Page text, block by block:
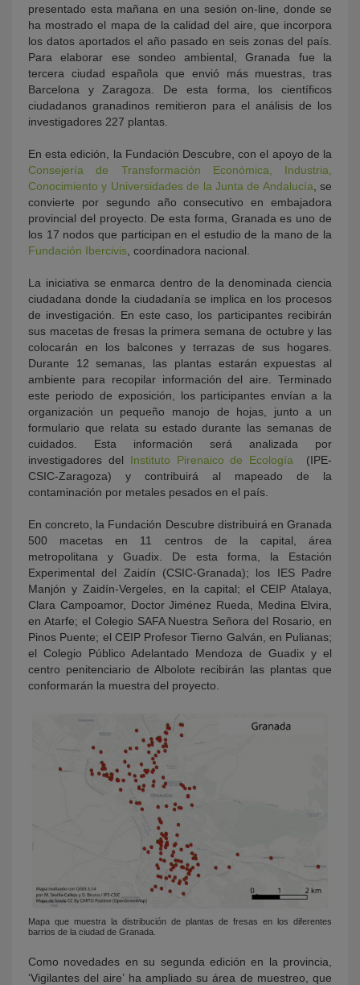
presentado esta mañana en una sesión on-line, donde se
ha mostrado el mapa de la calidad del aire, que incorpora
los datos aportados el año pasado en seis zonas del país.
Para elaborar ese sondeo ambiental, Granada fue la
tercera ciudad española que envió más muestras, tras
Barcelona y Zaragoza. De esta forma, los científicos
ciudadanos granadinos remitieron para el análisis de los
investigadores 227 plantas.
En esta edición, la Fundación Descubre, con el apoyo de la
Consejería de Transformación Económica, Industria,
Conocimiento y Universidades de la Junta de Andalucía , se
convierte por segundo año consecutivo en embajadora
provincial del proyecto. De esta forma, Granada es uno de
los 17 nodos que participan en el estudio de la mano de la
Fundación Ibercivis , coordinadora nacional.
La iniciativa se enmarca dentro de la denominada ciencia
ciudadana donde la ciudadanía se implica en los procesos
de investigación. En este caso, los participantes recibirán
sus macetas de fresas la primera semana de octubre y las
colocarán en los balcones y terrazas de sus hogares.
Durante 12 semanas, las plantas estarán expuestas al
ambiente para recopilar información del aire. Terminado
este periodo de exposición, los participantes envían a la
organización un pequeño manojo de hojas, junto a un
formulario que relata su estado durante las semanas de
cuidados. Esta información será analizada por
investigadores del Instituto Pirenaico de Ecología (IPE-
CSIC-Zaragoza) y contribuirá al mapeado de la
contaminación por metales pesados en el país.
En concreto, la Fundación Descubre distribuirá en Granada
500 macetas en 11 centros de la capital, área
metropolitana y Guadix. De esta forma, la Estación
Experimental del Zaidín (CSIC-Granada); los IES Padre
Manjón y Zaidín-Vergeles, en la capital; el CEIP Atalaya,
Clara Campoamor, Doctor Jiménez Rueda, Medina Elvira,
en Atarfe; el Colegio SAFA Nuestra Señora del Rosario, en
Pinos Puente; el CEIP Profesor Tierno Galván, en Pulianas;
el Colegio Público Adelantado Mendoza de Guadix y el
centro penitenciario de Albolote recibirán las plantas que
conformarán la muestra del proyecto.
Mapa que muestra la distribución de plantas de fresas en los diferentes
barrios de la ciudad de Granada.
Como novedades en su segunda edición en la provincia,
‘Vigilantes del aire’ ha ampliado su área de muestreo, que